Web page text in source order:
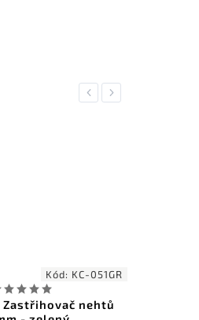
Previous
Kanetsune Kumadori
Next